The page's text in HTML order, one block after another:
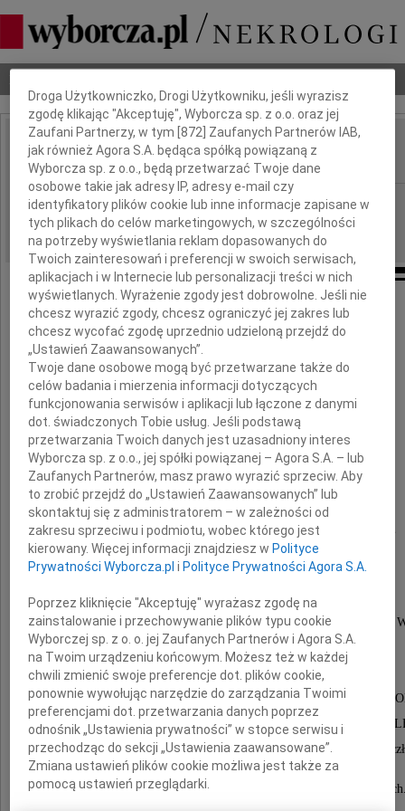
IMIĘ I NAZWISKO: Wojciech Krukowski
REGION: cała Polska
DATA EMISJI: 12.10.2011
Dnia 8 października 2011 roku
Wojciech Krukowski
lekarz weterynarii,
absolwent Szkoły Głównej Gospodarstwa Wiejskiego w
- Wydziału Weterynaryjnego,
wieloletni pracownik i Prezes
Spółdzielni Pracy Hodowli Zwierząt Futerkowych
Tarchomińskich Zakładów Farmaceutycznych
specjalista w zakresie przemysłowej Hodowli Zwierząt Futerkowych,
Lekarsko-Weterynaryjnej
i Polskiego Towarzystwa Nauk
Dbamy o Twoją prywatność
Droga Użytkowniczko, Drogi Użytkowniku, jeśli wyrazisz
zgodę klikając "Akceptuję", Wyborcza sp. z o.o. oraz jej
Zaufani Partnerzy, w tym [872 ] Zaufanych Partnerów IAB,
jak również Agora S.A. będąca spółką powiązaną z
Wyborcza sp. z o.o., będą przetwarzać Twoje dane
osobowe takie jak adresy IP, adresy e-mail czy
identyfikatory plików cookie lub inne informacje zapisane w
tych plikach do celów marketingowych, w szczególności
na potrzeby wyświetlania reklam dopasowanych do
Twoich zainteresowań i preferencji w swoich serwisach,
aplikacjach i w Internecie lub personalizacji treści w nich
wyświetlanych. Wyrażenie zgody jest dobrowolne. Jeśli nie
chcesz wyrazić zgody, chcesz ograniczyć jej zakres lub
chcesz wycofać zgodę uprzednio udzieloną przejdź do
„Ustawień Zaawansowanych”.
Twoje dane osobowe mogą być przetwarzane także do
celów badania i mierzenia informacji dotyczących
funkcjonowania serwisów i aplikacji lub łączone z danymi
dot. świadczonych Tobie usług. Jeśli podstawą
przetwarzania Twoich danych jest uzasadniony interes
Wyborcza sp. z o.o., jej spółki powiązanej – Agora S.A. – lub
Zaufanych Partnerów, masz prawo wyrazić sprzeciw. Aby
to zrobić przejdź do „Ustawień Zaawansowanych” lub
skontaktuj się z administratorem – w zależności od
zakresu sprzeciwu i podmiotu, wobec którego jest
kierowany. Więcej informacji znajdziesz w Polityce
Prywatności Wyborcza.pl i Polityce Prywatności Agora S.A.
Poprzez kliknięcie "Akceptuję" wyrażasz zgodę na
zainstalowanie i przechowywanie plików typu cookie
Wyborczej sp. z o. o. jej Zaufanych Partnerów i Agora S.A.
na Twoim urządzeniu końcowym. Możesz też w każdej
chwili zmienić swoje preferencje dot. plików cookie,
ponownie wywołując narzędzie do zarządzania Twoimi
preferencjami dot. przetwarzania danych poprzez
odnośnik „Ustawienia prywatności” w stopce serwisu i
przechodząc do sekcji „Ustawienia zaawansowane”.
Zmiana ustawień plików cookie możliwa jest także za
pomocą ustawień przeglądarki.